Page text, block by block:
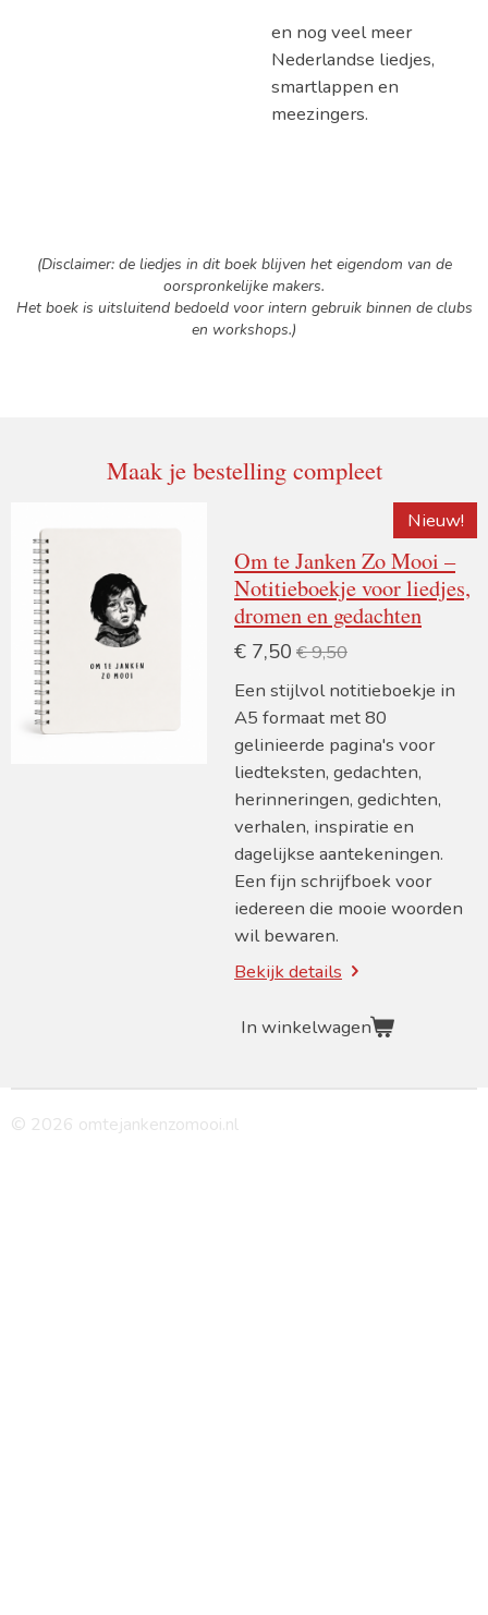
en nog veel meer
Nederlandse liedjes,
smartlappen en
meezingers.
(Disclaimer: de liedjes in dit boek blijven het eigendom van de
oorspronkelijke makers.
Het boek is uitsluitend bedoeld voor intern gebruik binnen de clubs
en workshops.)
Maak je bestelling compleet
Nieuw!
Om te Janken Zo Mooi –
Notitieboekje voor liedjes,
dromen en gedachten
€ 7,50 € 9,50
Een stijlvol notitieboekje in
A5 formaat met 80
gelinieerde pagina's voor
liedteksten, gedachten,
herinneringen, gedichten,
verhalen, inspiratie en
dagelijkse aantekeningen.
Een fijn schrijfboek voor
iedereen die mooie woorden
wil bewaren.
Bekijk details
In winkelwagen
© 2026 omtejankenzomooi.nl